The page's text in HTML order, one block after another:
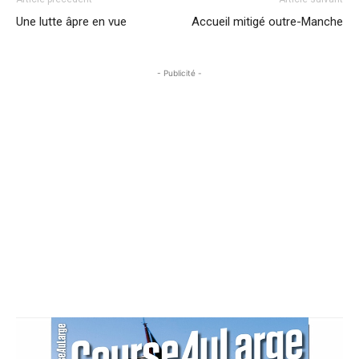
Une lutte âpre en vue Accueil mitigé outre-Manche
- Publicité -